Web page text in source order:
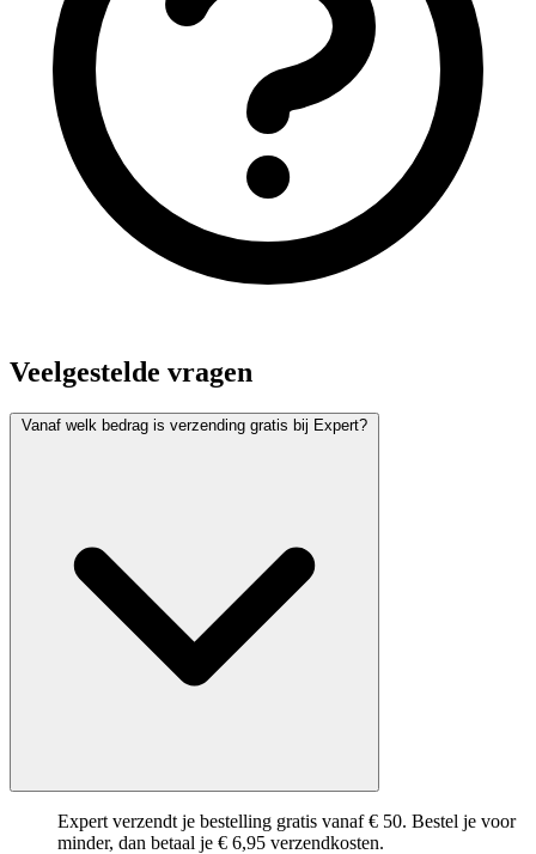
Veelgestelde vragen
Vanaf welk bedrag is verzending gratis bij Expert?
Expert verzendt je bestelling gratis vanaf € 50. Bestel je voor
minder, dan betaal je € 6,95 verzendkosten.